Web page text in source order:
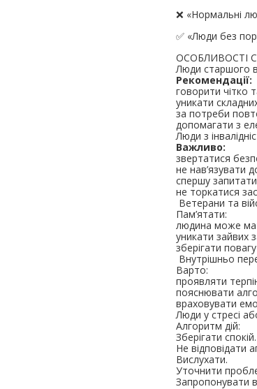
❌ «Нормальні
✅ «Люди без
ОСОБЛИВОСТІ
Люди старшого
Рекомендації:
говорити чітко
уникати
за потреби
допомагати з
Люди з
Важливо:
звертатися
не нав’язувати
спершу
не торкатися
Ветерани та
Пам’ятати:
людина може
уникати зайвих
зберігати
Внутрішньо
Варто:
проявляти
пояснювати
враховувати
Люди у стресі
Алгоритм дій:
Зберігати спокій.
Не відповідати
Вислухати.
Уточнити
Запропонувати